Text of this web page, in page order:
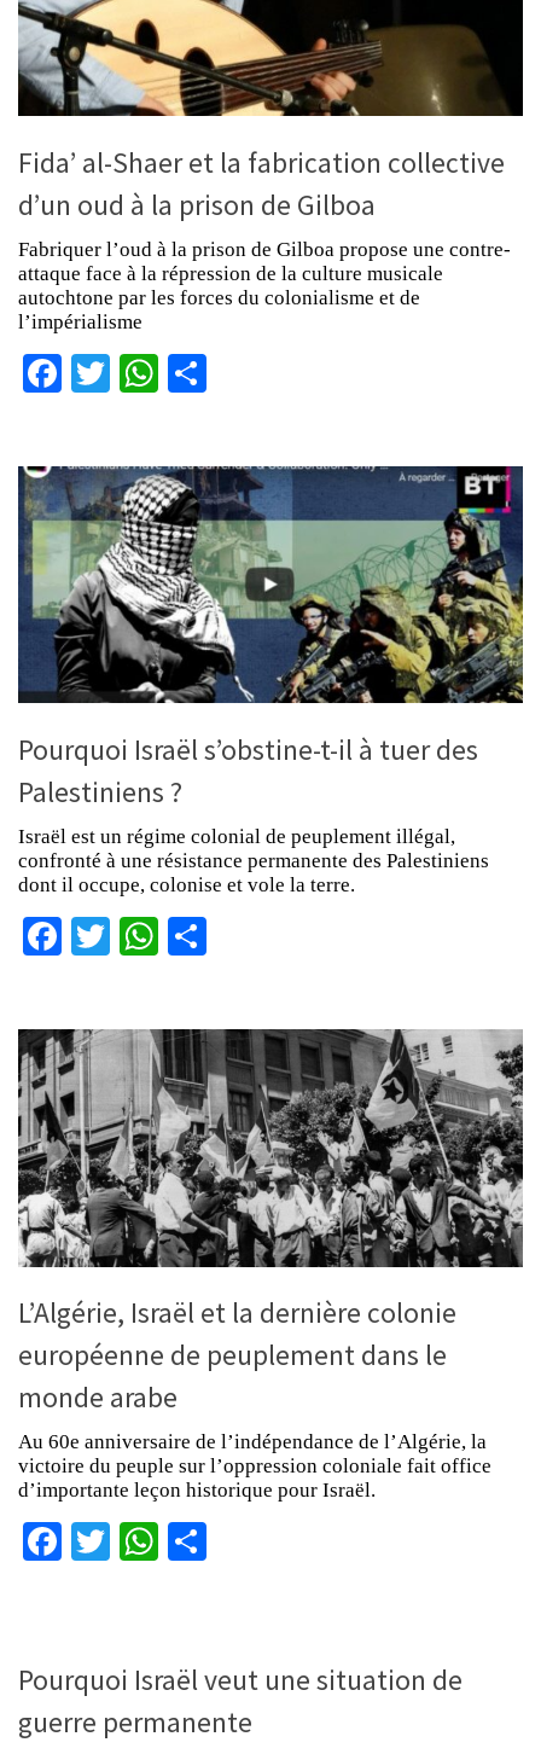
Fida’ al-Shaer et la fabrication collective
d’un oud à la prison de Gilboa
Fabriquer l’oud à la prison de Gilboa propose une contre-
attaque face à la répression de la culture musicale
autochtone par les forces du colonialisme et de
l’impérialisme
Facebook
TwitterWhatsApp
Pourquoi Israël s’obstine-t-il à tuer des
Palestiniens ?
Israël est un régime colonial de peuplement illégal,
confronté à une résistance permanente des Palestiniens
dont il occupe, colonise et vole la terre.
Facebook
TwitterWhatsApp
L’Algérie, Israël et la dernière colonie
européenne de peuplement dans le
monde arabe
Au 60e anniversaire de l’indépendance de l’Algérie, la
victoire du peuple sur l’oppression coloniale fait office
d’importante leçon historique pour Israël.
Facebook
TwitterWhatsApp
Pourquoi Israël veut une situation de
guerre permanente